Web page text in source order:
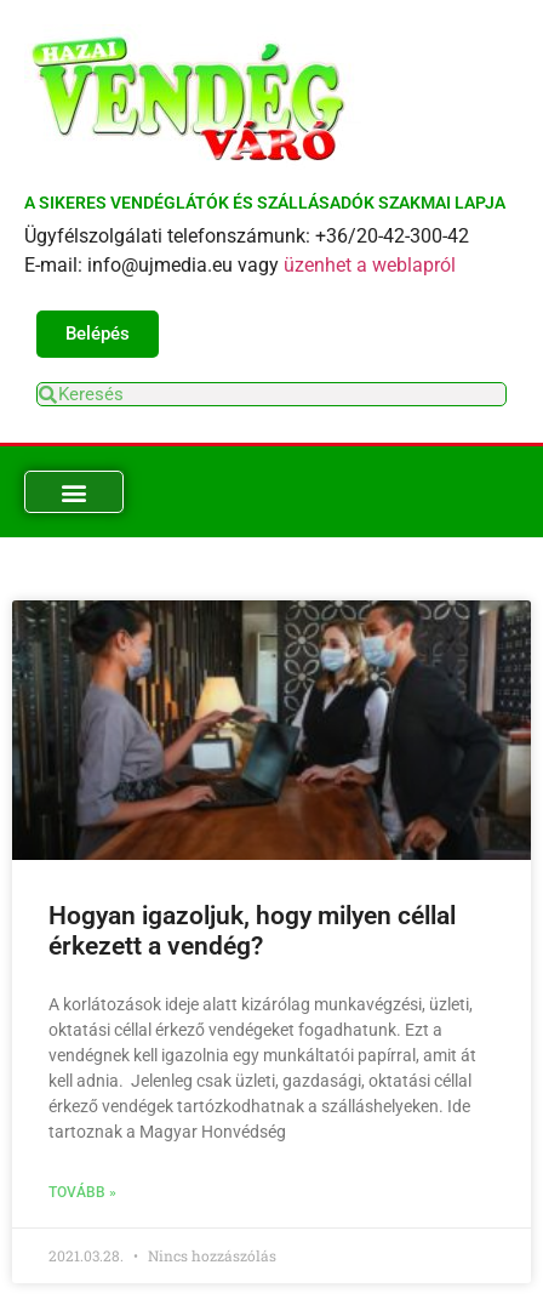
A SIKERES VENDÉGLÁTÓK ÉS SZÁLLÁSADÓK SZAKMAI LAPJA
Ügyfélszolgálati telefonszámunk: +36/20-42-300-42
E-mail: info@ujmedia.eu vagy üzenhet a weblapról
Belépés
Hogyan igazoljuk, hogy milyen céllal
érkezett a vendég?
A korlátozások ideje alatt kizárólag munkavégzési, üzleti,
oktatási céllal érkező vendégeket fogadhatunk. Ezt a
vendégnek kell igazolnia egy munkáltatói papírral, amit át
kell adnia. Jelenleg csak üzleti, gazdasági, oktatási céllal
érkező vendégek tartózkodhatnak a szálláshelyeken. Ide
tartoznak a Magyar Honvédség
TOVÁBB »
2021.03.28. Nincs hozzászólás